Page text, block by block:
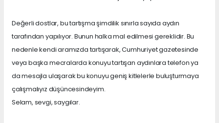
Değerli dostlar, bu tartışma şimdilik sınırla sayıda aydın
tarafından yapılıyor. Bunun halka mal edilmesi gereklidir. Bu
nedenle kendi aramızda tartışarak, Cumhuriyet gazetesinde
veya başka mecralarda konuyu tartışan aydınlara telefon ya
da mesajla ulaşarak bu konuyu geniş kitlelerle buluşturmaya
çalışmalıyız düşüncesindeyim.
Selam, sevgi, saygılar.